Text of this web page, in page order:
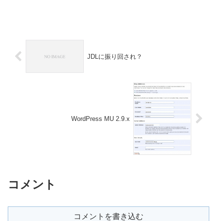
JDLに振り回され？
WordPress MU 2.9.x
コメント
コメントを書き込む